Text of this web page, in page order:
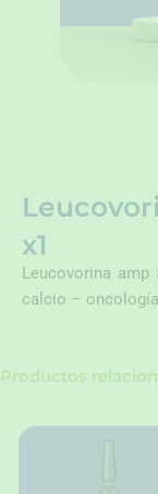
x1
Leucovorina
calcio –
Productos